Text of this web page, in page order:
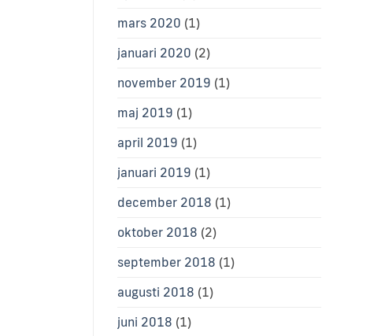
mars 2020 (1)
januari 2020 (2)
november 2019 (1)
maj 2019 (1)
april 2019 (1)
januari 2019 (1)
december 2018 (1)
oktober 2018 (2)
september 2018 (1)
augusti 2018 (1)
juni 2018 (1)